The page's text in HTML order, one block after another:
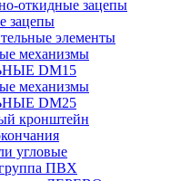
откидные зацепы
зацепы
элементы
механизмы
DM15
механизмы
DM25
кронштейн
угловые
ПВХ